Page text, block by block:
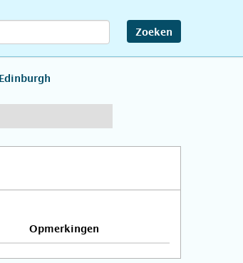
Zoeken
Edinburgh
Opmerkingen